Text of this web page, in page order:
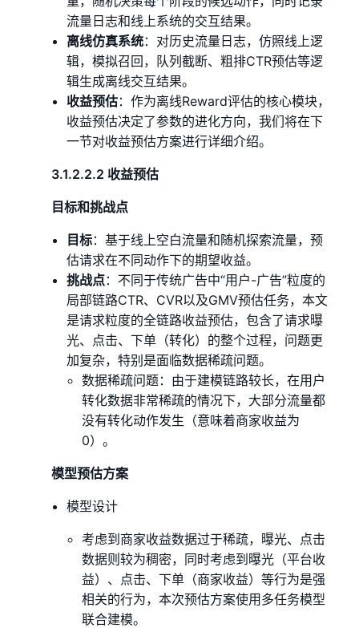
流量日志和线上系统的交互结果。
离线仿真系统：对历史流量日志，仿照线上逻
辑，模拟召回，队列截断、粗排CTR预估等逻
辑生成离线交互结果。
收益预估：作为离线Reward评估的核心模块，
收益预估决定了参数的进化方向，我们将在下
一节对收益预估方案进行详细介绍。
3.1.2.2.2 收益预估
目标和挑战点
目标：基于线上空白流量和随机探索流量，预
估请求在不同动作下的期望收益。
挑战点：不同于传统广告中“用户-广告”粒度的
局部链路CTR、CVR以及GMV预估任务，本文
是请求粒度的全链路收益预估，包含了请求曝
光、点击、下单（转化）的整个过程，问题更
加复杂，特别是面临数据稀疏问题。
数据稀疏问题：由于建模链路较长，在用户
转化数据非常稀疏的情况下，大部分流量都
没有转化动作发生（意味着商家收益为
0）。
模型预估方案
模型设计
考虑到商家收益数据过于稀疏，曝光、点击
数据则较为稠密，同时考虑到曝光（平台收
益）、点击、下单（商家收益）等行为是强
相关的行为，本次预估方案使用多任务模型
联合建模。